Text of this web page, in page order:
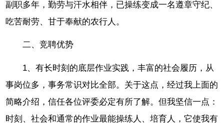
副职多年，勤劳与汗水相伴，已操练变成一名遵章守纪、
吃苦耐劳、甘于奉献的农行人。
二、竞聘优势
1、有长时刻的底层作业实践，丰富的社会履历，从
事岗位多，事务常识对比全部。关于这点，经过我上面的
简略介绍，信任各位评委必定有所了解。但我坚信一点：
时刻、社会和通常的作业最能操练人、培育人，它使我有